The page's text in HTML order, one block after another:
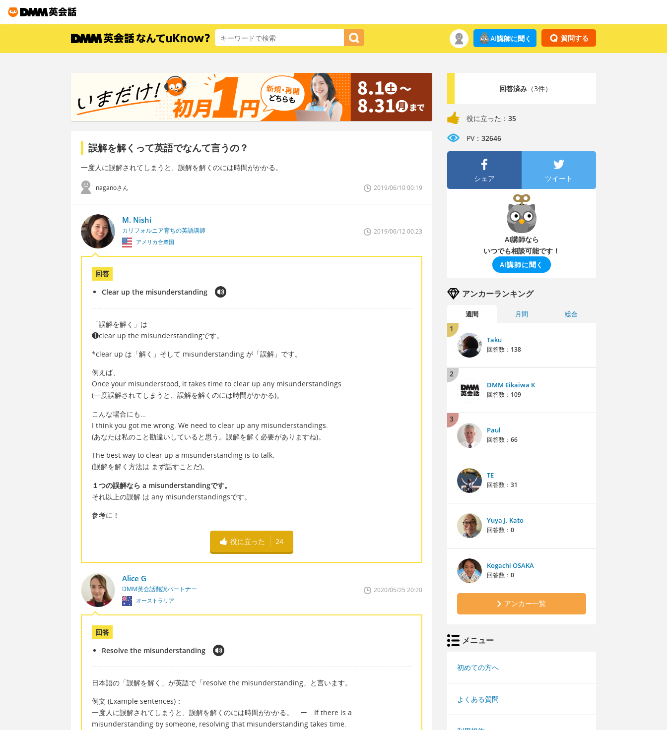
質問する
AI講師に聞く
誤解を解くって英語でなんて言うの？
一度人に誤解されてしまうと、誤解を解くのには時間がかかる。
naganoさん 2019/06/10 00:19
M. Nishi
カリフォルニア育ちの英語講師
アメリカ合衆国
2019/06/12 00:23
回答
Clear up the misunderstanding
「誤解を解く」は
❶clear up the misunderstandingです。
*clear up は「解く」そして misunderstanding が「誤解」です。
例えば、
Once your misunderstood, it takes time to clear up any misunderstandings.
(一度誤解されてしまうと、誤解を解くのには時間がかかる)。
こんな場合にも…
I think you got me wrong. We need to clear up any misunderstandings.
(あなたは私のこと勘違いしていると思う。誤解を解く必要がありますね)。
The best way to clear up a misunderstanding is to talk.
(誤解を解く方法は まず話すことだ)。
１つの誤解なら a misunderstandingです。
それ以上の誤解 は any misunderstandingsです。
参考に！
役に立った 24
Alice G
DMM英会話翻訳パートナー
オーストラリア
2020/05/25 20:20
回答
Resolve the misunderstanding
日本語の「誤解を解く」が英語で「resolve the misunderstanding」と言います。
例文 (Example sentences)：
一度人に誤解されてしまうと、誤解を解くのには時間がかかる。 ー If there is a
misunderstanding by someone, resolving that misunderstanding takes time.
回答済み（3件）
役に立った： 35
PV： 32646
シェア ツイート
AI講師なら
いつでも相談可能です！
AI講師に聞く
アンカーランキング
週間 月間 総合
1
Taku
回答数： 138
2
DMM Eikaiwa K
回答数： 109
3
Paul
回答数： 66
TE
回答数： 31
Yuya J. Kato
回答数： 0
Kogachi OSAKA
回答数： 0
アンカー一覧
メニュー
初めての方へ
よくある質問